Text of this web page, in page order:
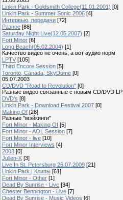
Linkin Park - Goldsmith College(11.01.2001) [0]
Linkin Park - Summer Sonic 2006 [4]
Интервью, передачи [72]
Разное [88]
Saturday Night Live(12.05.2007) [2]
Fort Minor [6]
Long Beach(05.02.2004) [1]
Качество видео не очень, а вот аудио норм
LPTV [105]
Third Encore Session [5]
Toronto, Canada, SkyDome [0]
05.07.2003
CD/DVD "Road to Revolution" [0]
Разные видео связанные с новым CD/DVD LP
DVD's [8]
Linkin Park - Download Festival 2007 [0]
Making Of [28]
Разные "мэйкинги"
Fort Minor - Making Of [5]
Fort Minor - AOL Session [7]
Fort Minor - live [10]
Fort Minor Interviews [4]
2003 [0]
Julien-K [3]
Live In St. Petersburg 26.07.2009 [21]
Linkin Park | Клипы [61]
Fort Minor - Other [1]
Dead By Sunrise - Live [34]
Chester Bennington - Live [7]
Dead By Sunrise - Music Videos [6]